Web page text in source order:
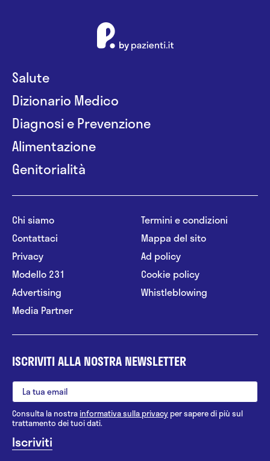
Salute
Dizionario Medico
Diagnosi e Prevenzione
Alimentazione
Genitorialità
Chi siamo
Contattaci
Privacy
Modello 231
Advertising
Media Partner
Termini e condizioni
Mappa del sito
Ad policy
Cookie policy
Whistleblowing
ISCRIVITI ALLA NOSTRA NEWSLETTER
Consulta la nostrainformativa sulla privacy per sapere di più sul
trattamento dei tuoi dati.